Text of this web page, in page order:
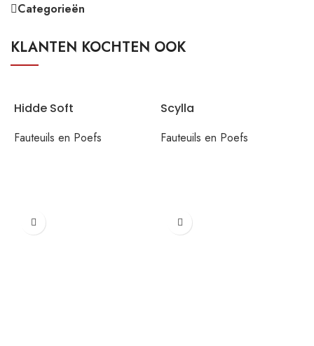
Categorieën
KLANTEN KOCHTEN OOK
Hidde Soft
Fauteuils en Poefs
Scylla
Fauteuils en Poefs